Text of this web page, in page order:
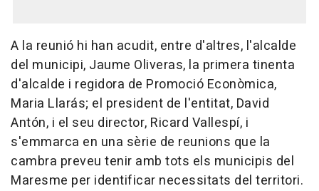
A la reunió hi han acudit, entre d'altres, l'alcalde
del municipi, Jaume Oliveras, la primera tinenta
d'alcalde i regidora de Promoció Econòmica,
Maria Llarás; el president de l'entitat, David
Antón, i el seu director, Ricard Vallespí, i
s'emmarca en una sèrie de reunions que la
cambra preveu tenir amb tots els municipis del
Maresme per identificar necessitats del territori.